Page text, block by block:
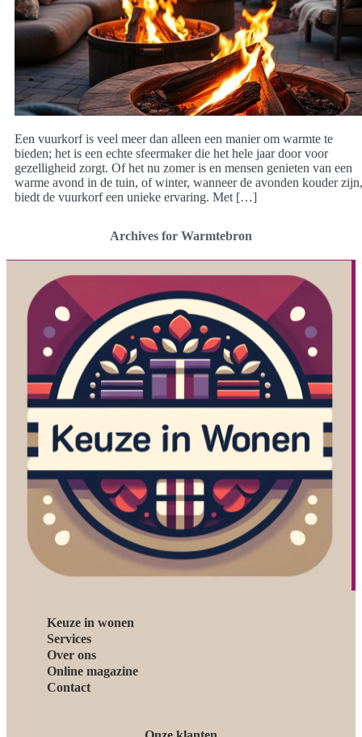
Een vuurkorf is veel meer dan alleen een manier om warmte te
bieden; het is een echte sfeermaker die het hele jaar door voor
gezelligheid zorgt. Of het nu zomer is en mensen genieten van een
warme avond in de tuin, of winter, wanneer de avonden kouder zijn,
biedt de vuurkorf een unieke ervaring. Met […]
Archives for Warmtebron
Keuze in wonen
Services
Over ons
Online magazine
Contact